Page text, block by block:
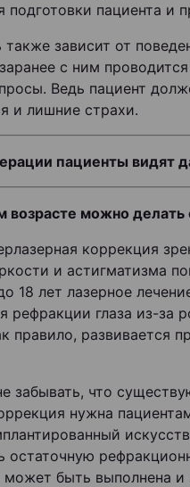
подготовки пациента и
также зависит от
с ним
Ведь пациент
и лишние страхи.
пациенты видят
возрасте можно
коррекция
и астигматизма
18 лет лазерное
рефракции глаза из-за
правило, развивается
забывать, что
нужна
остаточную
может быть выполнена и